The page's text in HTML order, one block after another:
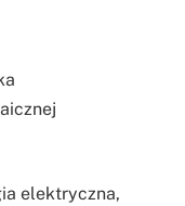
elektryczna,